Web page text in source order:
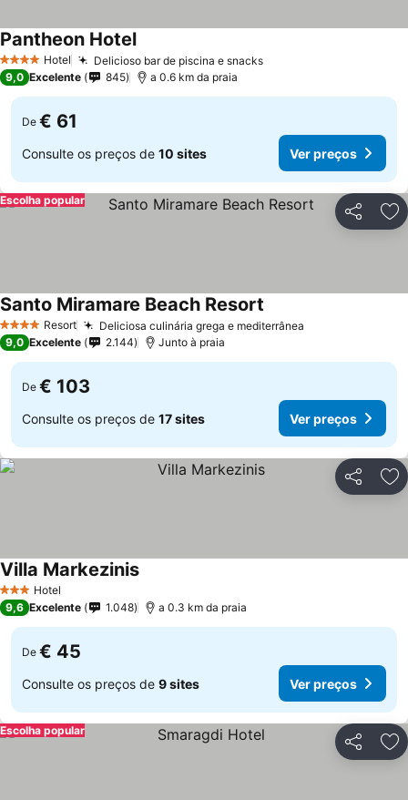
4 EstrelasHotel Delicioso bar de piscina e snacksVer preços
Pantheon HotelVer preços
9,0 Excelente 845 a 0.6 km da praia
De € 61
Consulte os preços de 10 sites Ver preços
Partilhar
Escolha popular
4 EstrelasResort Deliciosa culinária grega e mediterrânea
Santo Miramare Beach Resort
9,0 Excelente 2.144 Junto à praia
De € 103
Consulte os preços de 17 sites Ver preços
Partilhar
3 EstrelasHotel
Villa MarkezinisVer preços
9,6 Excelente 1.048 a 0.3 km da praia
De € 45
Consulte os preços de 9 sites Ver preços
Partilhar
Escolha popular